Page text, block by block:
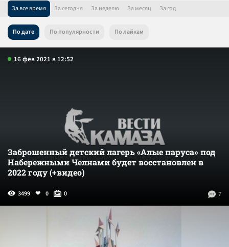
За все время За сегодня За неделю За месяц За год
По дате По популярности По лайкам
16 фев 2021 в 12:52
Заброшенный детский лагерь «Алые паруса» под
Набережными Челнами будет восстановлен в
2022 году (+видео)
7
3499 0 0